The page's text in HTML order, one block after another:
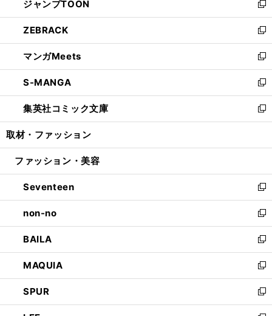
く
で
開
く
ド
ウ
で
開
く
ィ
ン
ド
ウ
で
開
く
い
ウ
ィ
ン
ド
ウ
で
開
く
ジャンプTOON
新
し
い
ウ
ィ
ン
ド
ウ
で
開
ZEBRACK
新
し
い
ウ
ィ
ン
ド
ウ
開
マンガMeets
新
し
い
ウ
ィ
ン
ウ
開
く
S-MANGA
新
し
い
ウ
ン
ウ
で
開
く
集英社コミック文庫
新
し
ウ
ン
ド
ウ
で
開
く
取材・ファッション
ファッション・美容
Seventeen
新
し
い
ウ
ィ
ン
ド
ウ
で
開
non-no
新
し
い
ウ
ィ
ン
ド
ウ
BAILA
新
し
い
ウ
ィ
ン
MAQUIA
新
し
い
ウ
SPUR
新
し